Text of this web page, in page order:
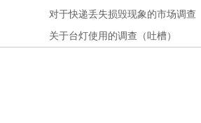
对于快递丢失损毁现象的市场调查
关于台灯使用的调查（吐槽）